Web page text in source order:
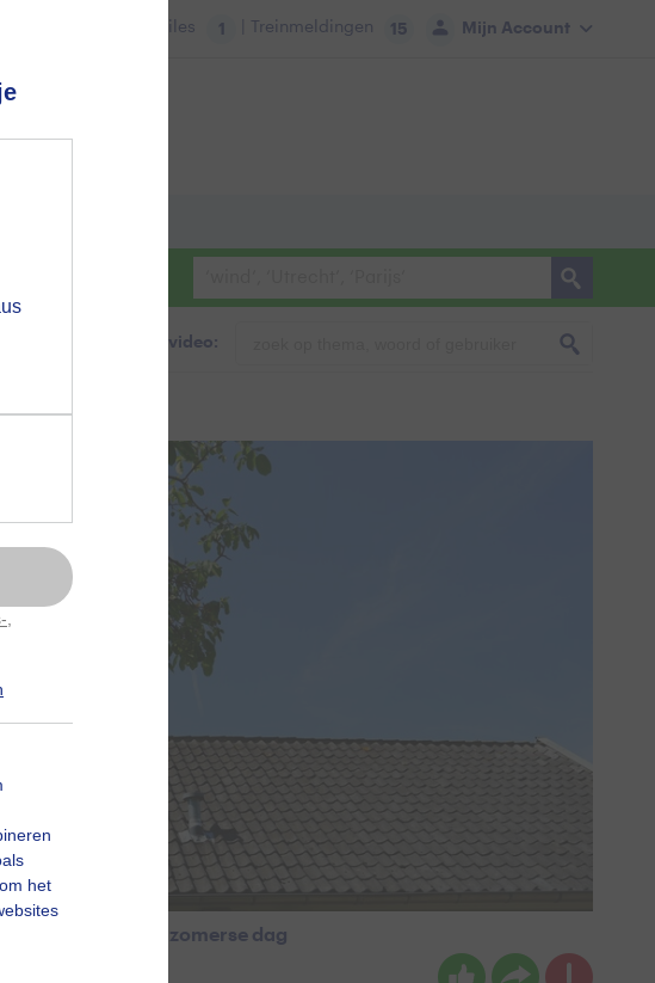
het
Mijn Account
Files 1 | Treinmeldingen 15
Zoeken in foto & video:
op deze warm zomerse dag
uit
up